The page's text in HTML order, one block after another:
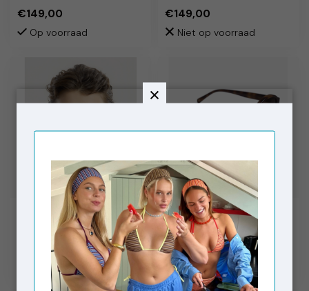
€149,00
Op voorraad
€149,00
Niet op voorraad
Alba Sunglasses Brown
€149,00
Op voorraad
CORLIN
Selma Sunglasses
Tortoise Brown
€149,00
Op voorraad